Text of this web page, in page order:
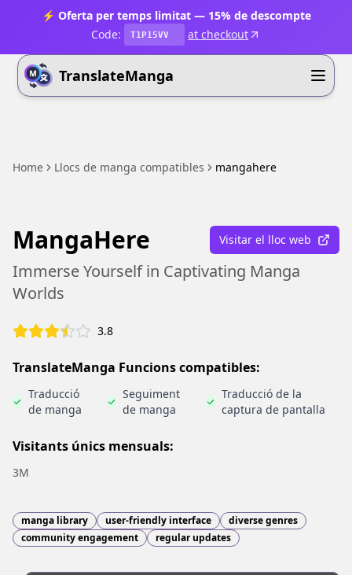
⚡ Oferta per temps limitat — 15% de descompte
Code:
T1P15VV at checkout
TranslateManga
Home Llocs de manga compatibles mangahere
MangaHere Visitar el lloc web
Immerse Yourself in Captivating Manga
Worlds
3.8
TranslateManga Funcions compatibles:
Traducció
de manga
Seguiment
de manga
Traducció de la
captura de pantalla
Visitants únics mensuals:
3M
manga library user-friendly interface
diverse genres
community engagement
regular updates